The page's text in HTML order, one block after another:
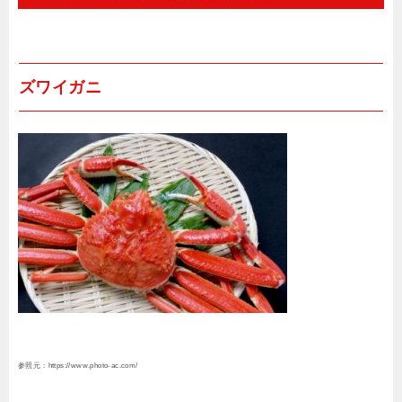
ズワイガニ
参照元：https://www.photo-ac.com/